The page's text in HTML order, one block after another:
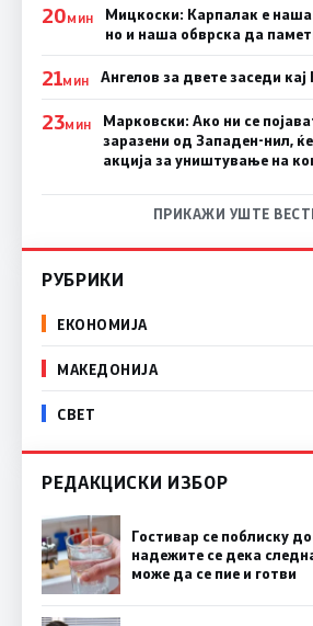
20МИН
Мицкоски: Карпалак е
но и наша обврска да
21МИН Ангелов за двете заседи
23МИН
Марковски: Ако ни се
заразени од Западен-нил,
акција за уништување на
ПРИКАЖИ УШТЕ
РУБРИКИ
ЕКОНОМИЈА
МАКЕДОНИЈА
СВЕТ
РЕДАКЦИСКИ ИЗБОР
Гостивар се поблиску
надежите се дека
може да се пие и готви